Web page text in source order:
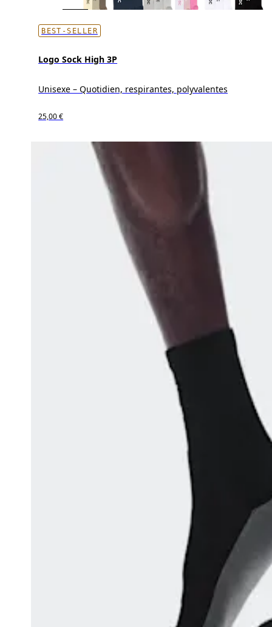
BEST-SELLER
Logo Sock High 3P
Unisexe – Quotidien, respirantes, polyvalentes
25,00 €